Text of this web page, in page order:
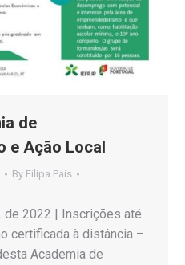
de
e Ação Local
By Filipa Pais
de 2022 | Inscrições até
certificada à distância –
Academia de